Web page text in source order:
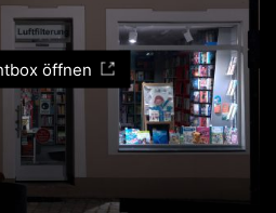
öffnen